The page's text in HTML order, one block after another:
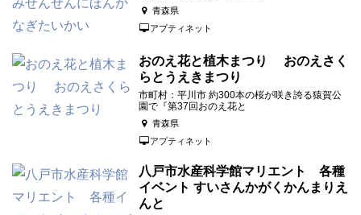
青森県
アプティネット
おのえ花と植木まつり おのえさく
らとうえきまつり
市町村：平川市 約300本の桜が咲き誇る猿賀公
園で『第37回おのえ花と
青森県
アプティネット
八戸市水産科学館マリエント 各種
イベント すいさんかがくかんまりえ
んと